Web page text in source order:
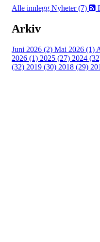
Alle innlegg Nyheter (7)
Arkiv
Juni 2026 (2) Mai 2026 (1)
2026 (1) 2025 (27) 2024
(32) 2019 (30) 2018 (29)